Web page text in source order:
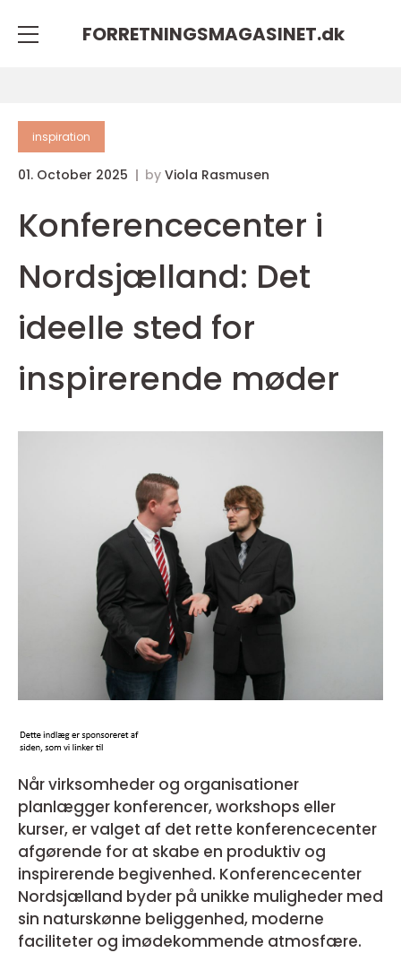
FORRETNINGSMAGASINET.dk
inspiration
01. October 2025 by Viola Rasmusen
Konferencecenter i
Nordsjælland: Det
ideelle sted for
inspirerende møder
Når virksomheder og organisationer
planlægger konferencer, workshops eller
kurser, er valget af det rette konferencecenter
afgørende for at skabe en produktiv og
inspirerende begivenhed. Konferencecenter
Nordsjælland byder på unikke muligheder med
sin naturskønne beliggenhed, moderne
faciliteter og imødekommende atmosfære.